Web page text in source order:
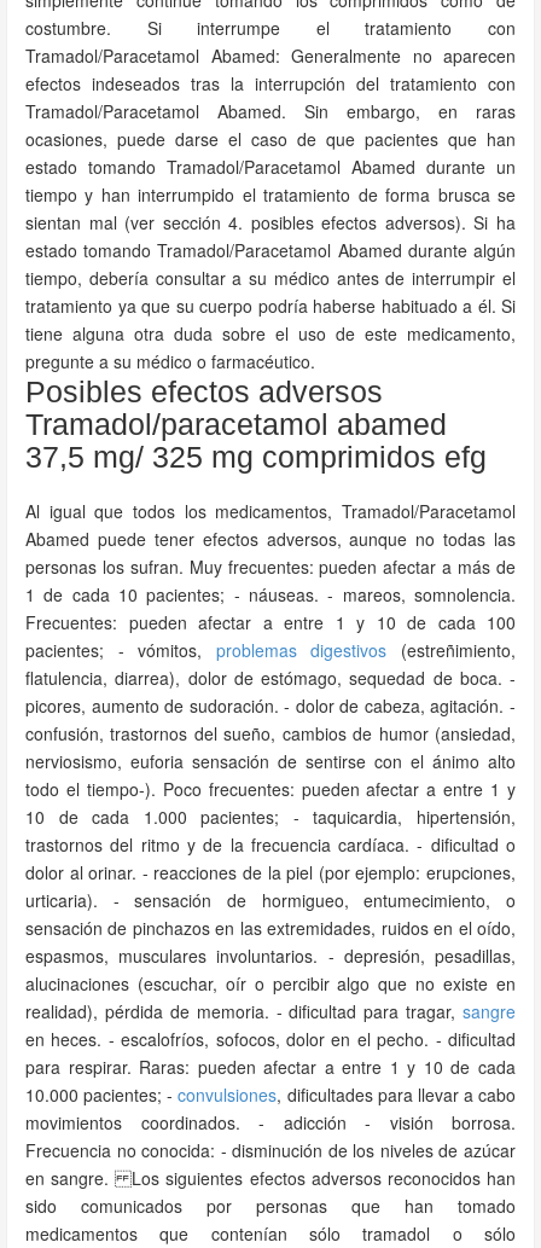
costumbre. Si interrumpe el tratamiento con
Tramadol/Paracetamol Abamed: Generalmente no aparecen
efectos indeseados tras la interrupción del tratamiento con
Tramadol/Paracetamol Abamed. Sin embargo, en raras
ocasiones, puede darse el caso de que pacientes que han
estado tomando Tramadol/Paracetamol Abamed durante un
tiempo y han interrumpido el tratamiento de forma brusca se
sientan mal (ver sección 4. posibles efectos adversos). Si ha
estado tomando Tramadol/Paracetamol Abamed durante algún
tiempo, debería consultar a su médico antes de interrumpir el
tratamiento ya que su cuerpo podría haberse habituado a él. Si
tiene alguna otra duda sobre el uso de este medicamento,
pregunte a su médico o farmacéutico.
Posibles efectos adversos
Tramadol/paracetamol abamed
37,5 mg/ 325 mg comprimidos efg
Al igual que todos los medicamentos, Tramadol/Paracetamol
Abamed puede tener efectos adversos, aunque no todas las
personas los sufran. Muy frecuentes: pueden afectar a más de
1 de cada 10 pacientes; - náuseas. - mareos, somnolencia.
Frecuentes: pueden afectar a entre 1 y 10 de cada 100
pacientes; - vómitos, problemas digestivos (estreñimiento,
flatulencia, diarrea), dolor de estómago, sequedad de boca. -
picores, aumento de sudoración. - dolor de cabeza, agitación. -
confusión, trastornos del sueño, cambios de humor (ansiedad,
nerviosismo, euforia sensación de sentirse con el ánimo alto
todo el tiempo-). Poco frecuentes: pueden afectar a entre 1 y
10 de cada 1.000 pacientes; - taquicardia, hipertensión,
trastornos del ritmo y de la frecuencia cardíaca. - dificultad o
dolor al orinar. - reacciones de la piel (por ejemplo: erupciones,
urticaria). - sensación de hormigueo, entumecimiento, o
sensación de pinchazos en las extremidades, ruidos en el oído,
espasmos, musculares involuntarios. - depresión, pesadillas,
alucinaciones (escuchar, oír o percibir algo que no existe en
realidad), pérdida de memoria. - dificultad para tragar, sangre
en heces. - escalofríos, sofocos, dolor en el pecho. - dificultad
para respirar. Raras: pueden afectar a entre 1 y 10 de cada
10.000 pacientes; -convulsiones, dificultades para llevar a cabo
movimientos coordinados. - adicción - visión borrosa.
Frecuencia no conocida: - disminución de los niveles de azúcar
en sangre. Los siguientes efectos adversos reconocidos han
sido comunicados por personas que han tomado
medicamentos que contenían sólo tramadol o sólo